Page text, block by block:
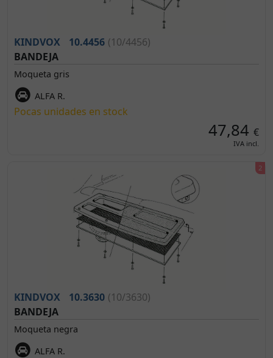
KINDVOX 10.4456 (10/4456)
BANDEJA
Moqueta gris
ALFA R.
Pocas unidades en stock
47,84 €
IVA incl.
KINDVOX 10.3630 (10/3630)
BANDEJA
Moqueta negra
ALFA R.